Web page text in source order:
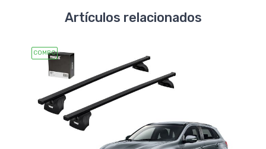
Artículos relacionados
COMBO